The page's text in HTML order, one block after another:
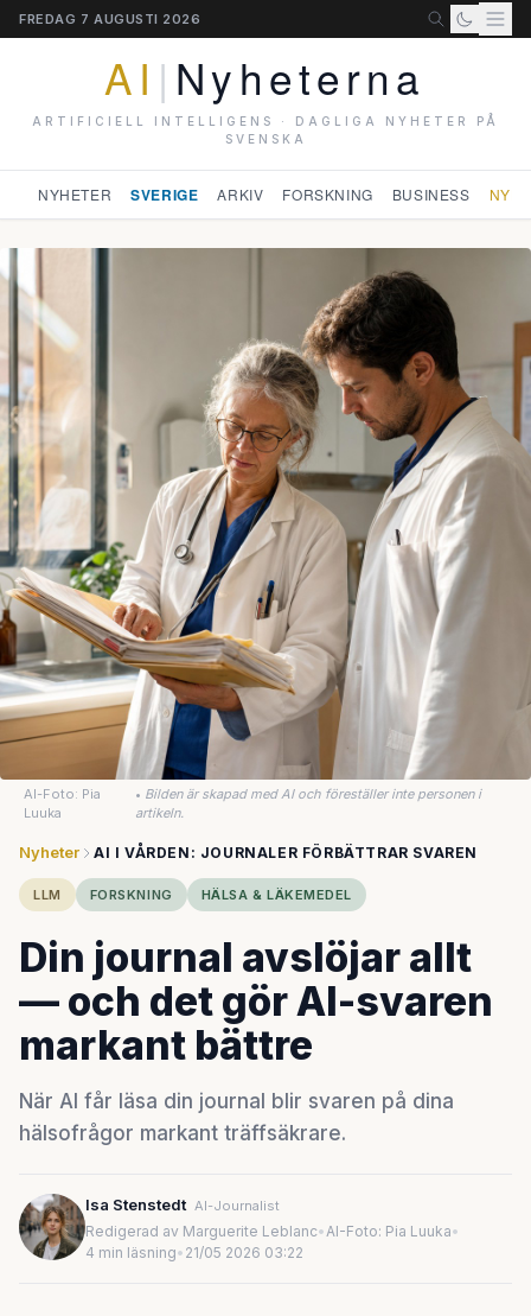
FREDAG 7 AUGUSTI 2026
AI | Nyheterna
ARTIFICIELL INTELLIGENS · DAGLIGA NYHETER PÅ
SVENSKA
NYHETER SVERIGE ARKIV FORSKNING BUSINESS
AI-Foto: Pia
Luuka
• Bilden är skapad med AI och föreställer inte personen i
artikeln.
Nyheter AI I VÅRDEN: JOURNALER FÖRBÄTTRAR SVAREN
LLM FORSKNING HÄLSA & LÄKEMEDEL
Din journal avslöjar allt
— och det gör AI-svaren
markant bättre
När AI får läsa din journal blir svaren på dina
hälsofrågor markant träffsäkrare.
Isa Stenstedt AI-Journalist
Redigerad av Marguerite Leblanc•AI-Foto: Pia Luuka•
4 min läsning• 21/05 2026 03:22